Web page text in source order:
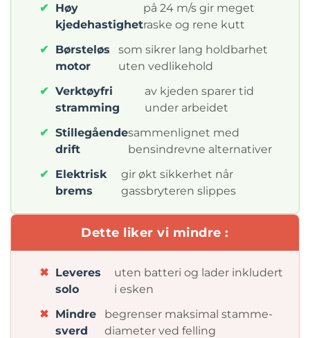
✔
Høy
kjedehastighet
på 24 m/s gir meget
raske og rene kutt
✔
Børsteløs
motor
som sikrer lang holdbarhet
uten vedlikehold
✔ Verktøyfri
stramming
av kjeden sparer tid
under arbeidet
✔ Stillegående
drift
sammenlignet med
bensindrevne alternativer
✔
Elektrisk
brems
gir økt sikkerhet når
gassbryteren slippes
Dette liker vi mindre :
✖ Leveres
solo
uten batteri og lader inkludert
i esken
✖ Mindre
sverd
begrenser maksimal stamme-
diameter ved felling